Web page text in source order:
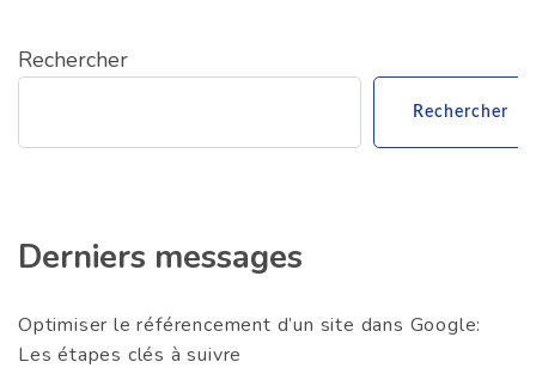
Rechercher
Rechercher
Derniers messages
Optimiser le référencement d’un site dans Google:
Les étapes clés à suivre